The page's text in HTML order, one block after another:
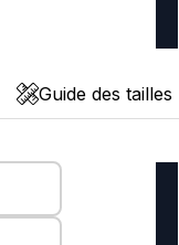
Guide des tailles